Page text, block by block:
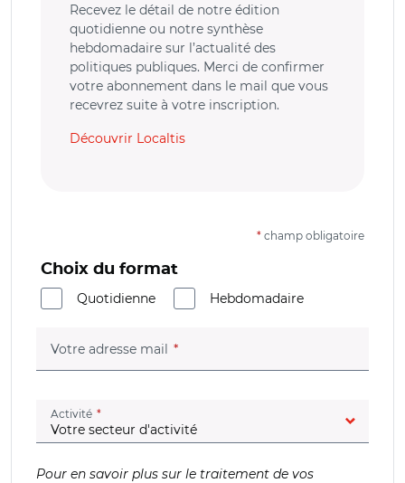
Recevez le détail de notre édition
quotidienne ou notre synthèse
hebdomadaire sur l’actualité des
politiques publiques. Merci de confirmer
votre abonnement dans le mail que vous
recevrez suite à votre inscription.
Découvrir Localtis
* champ obligatoire
Choix du format
Quotidienne
Hebdomadaire
Votre adresse mail (champ obligatoire)
Activité (champ obligatoire)
Pour en savoir plus sur le traitement de vos